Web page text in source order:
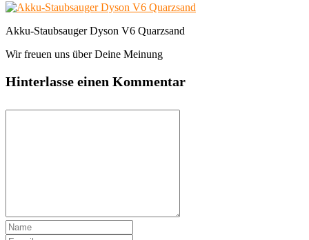
Akku-Staubsauger Dyson V6 Quarzsand
Wir freuen uns über Deine Meinung
Hinterlasse einen Kommentar